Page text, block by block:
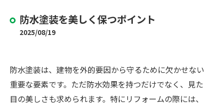
防水塗装を美しく保つポイント
2025/08/19
防水塗装は、建物を外的要因から守るために欠かせない
重要な要素です。ただ防水効果を持つだけでなく、見た
目の美しさも求められます。特にリフォームの際には、